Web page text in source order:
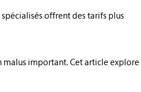
spécialisés offrent des tarifs plus
malus important. Cet article explore